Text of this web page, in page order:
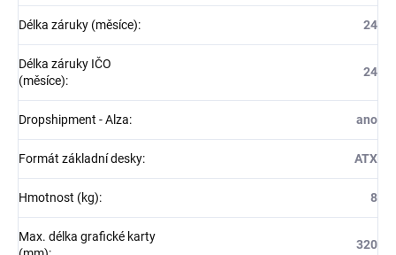
Délka záruky (měsíce): 24
Délka záruky IČO
(měsíce):
24
Dropshipment - Alza: ano
Formát základní desky: ATX
Hmotnost (kg): 8
Max. délka grafické karty
320